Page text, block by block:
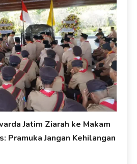
Jatim Ziarah ke Makam
Pramuka Jangan Kehilangan